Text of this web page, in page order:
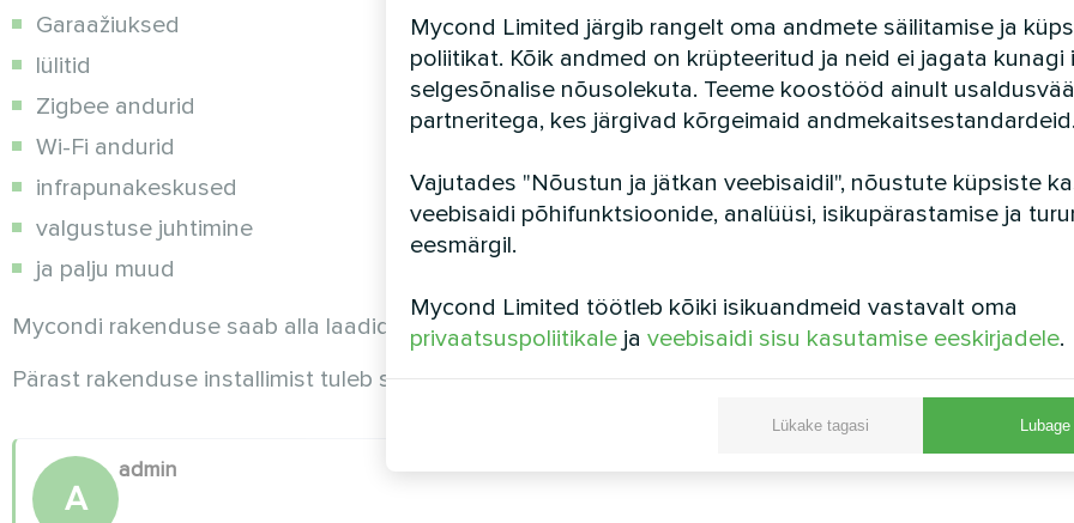
Garaažiuksed
lülitid
Zigbee andurid
Wi-Fi andurid
infrapunakeskused
valgustuse juhtimine
ja palju muud
Mycondi rakenduse saab alla laadida aadressilt
Apple App Store või
Google Play poest
Pärast rakenduse installimist tuleb see käivitada ja luua uus konto.
A
admin
Mycond Limited järgib rangelt oma andmete säilitamise ja
poliitikat. Kõik andmed on krüpteeritud ja neid ei jagata kunagi
selgesõnalise nõusolekuta. Teeme koostööd ainult
partneritega, kes järgivad kõrgeimaid
Vajutades "Nõustun ja jätkan veebisaidil", nõustute küpsiste
veebisaidi põhifunktsioonide, analüüsi, isikupärastamise ja
eesmärgil.
Mycond Limited töötleb kõiki isikuandmeid vastavalt oma
privaatsuspoliitikale ja veebisaidi sisu kasutamise eeskirjadele.
Lükake tagasi